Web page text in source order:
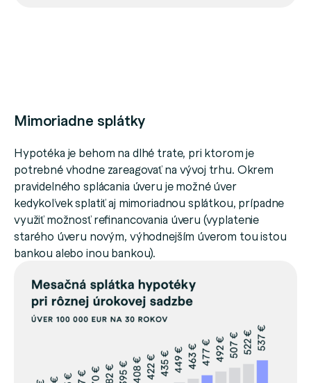
Mimoriadne splátky
Hypotéka je behom na dlhé trate, pri ktorom je
potrebné vhodne zareagovať na vývoj trhu. Okrem
pravidelného splácania úveru je možné úver
kedykoľvek splatiť aj mimoriadnou splátkou, prípadne
využiť možnosť refinancovania úveru (vyplatenie
starého úveru novým, výhodnejším úverom tou istou
bankou alebo inou bankou).